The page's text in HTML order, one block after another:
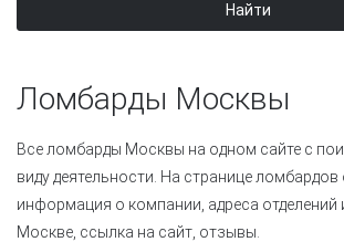
Найти
Ломбарды Москвы
Все ломбарды Москвы на одном сайте с
виду деятельности. На странице
информация о компании, адреса отделений
Москве, ссылка на сайт, отзывы.